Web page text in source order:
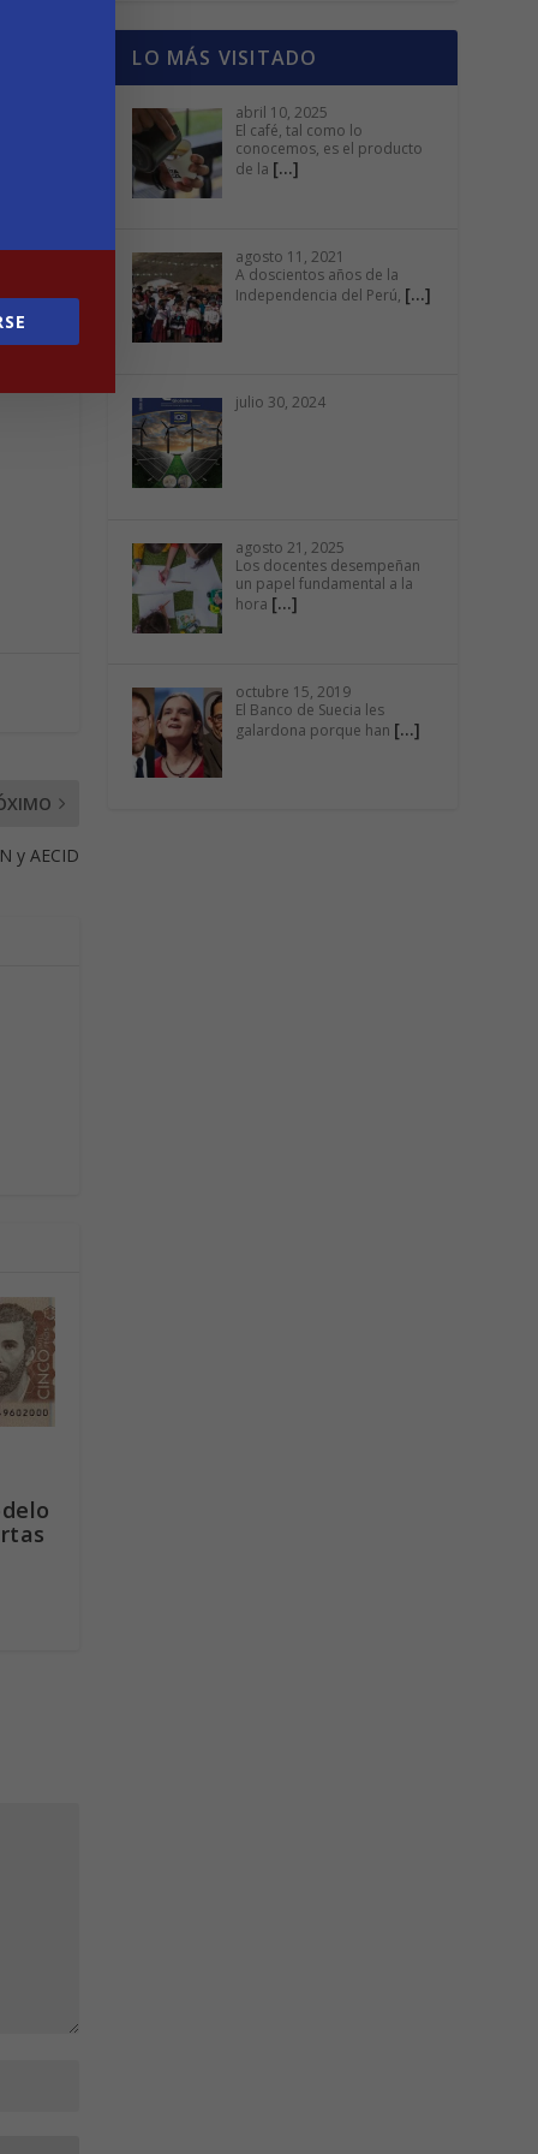
y AECID
LO MÁS VISITADO
abril 10, 2025
El café, tal como lo
conocemos, es el producto
de la […]
agosto 11, 2021
A doscientos años de la
Independencia del Perú, […]
julio 30, 2024
agosto 21, 2025
Los docentes desempeñan
un papel fundamental a la
hora […]
octubre 15, 2019
El Banco de Suecia les
galardona porque han […]